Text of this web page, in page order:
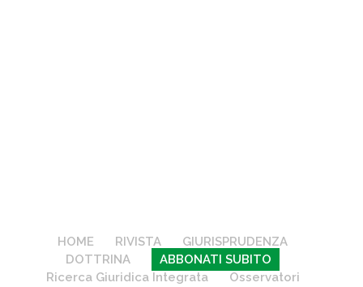
HOME RIVISTA
GIURISPRUDENZA
DOTTRINA
ABBONATI SUBITO
Ricerca Giuridica Integrata
Osservatori